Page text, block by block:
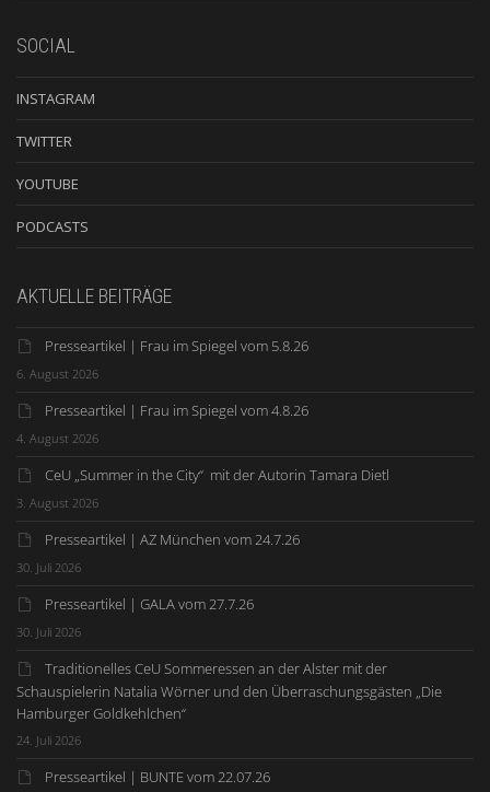
SOCIAL
INSTAGRAM
TWITTER
YOUTUBE
PODCASTS
AKTUELLE BEITRÄGE
Presseartikel | Frau im Spiegel vom 5.8.26
6. August 2026
Presseartikel | Frau im Spiegel vom 4.8.26
4. August 2026
CeU „Summer in the City“ mit der Autorin Tamara Dietl
3. August 2026
Presseartikel | AZ München vom 24.7.26
30. Juli 2026
Presseartikel | GALA vom 27.7.26
30. Juli 2026
Traditionelles CeU Sommeressen an der Alster mit der
Schauspielerin Natalia Wörner und den Überraschungsgästen „Die
Hamburger Goldkehlchen“
24. Juli 2026
Presseartikel | BUNTE vom 22.07.26